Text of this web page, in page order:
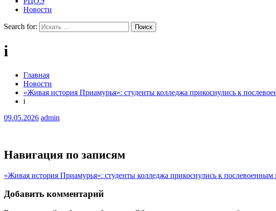
Новости
Search for:
i
Главная
Новости
«Живая история Приамурья»: студенты колледжа прикоснулись к
i
09.05.2026 admin
Навигация по записям
«Живая история Приамурья»: студенты колледжа прикоснулись к послевоенным
Добавить комментарий